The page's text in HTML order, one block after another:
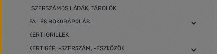
SZERSZÁMOS LÁDÁK, TÁROLÓK
FA- ÉS BOKORÁPOLÁS
KERTI GRILLEK
KERTIGÉP, -SZERSZÁM, -ESZKÖZÖK